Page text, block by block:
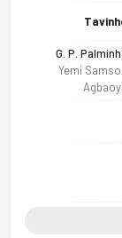
LGC
G. P.
Yemi